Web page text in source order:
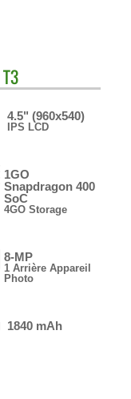
T3
4.5" (960x540)
IPS LCD
1GO
Snapdragon 400
SoC
4GO Storage
8-MP
1 Arrière Appareil
Photo
1840 mAh